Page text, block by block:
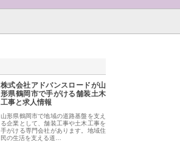
株式会社アドバンスロードが山
形県鶴岡市で手がける舗装土木
工事と求人情報
山形県鶴岡市で地域の道路基盤を支え
る企業として、舗装工事や土木工事を
手がける専門会社があります。地域住
民の生活を支える道…